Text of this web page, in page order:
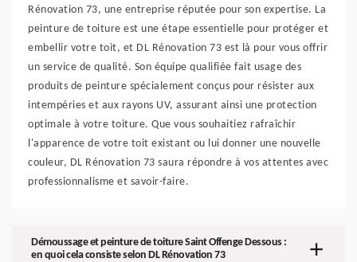
Rénovation 73, une entreprise réputée pour son expertise. La
peinture de toiture est une étape essentielle pour protéger et
embellir votre toit, et DL Rénovation 73 est là pour vous offrir
un service de qualité. Son équipe qualifiée fait usage des
produits de peinture spécialement conçus pour résister aux
intempéries et aux rayons UV, assurant ainsi une protection
optimale à votre toiture. Que vous souhaitiez rafraîchir
l'apparence de votre toit existant ou lui donner une nouvelle
couleur, DL Rénovation 73 saura répondre à vos attentes avec
professionnalisme et savoir-faire.
Démoussage et peinture de toiture Saint Offenge Dessous :
en quoi cela consiste selon DL Rénovation 73